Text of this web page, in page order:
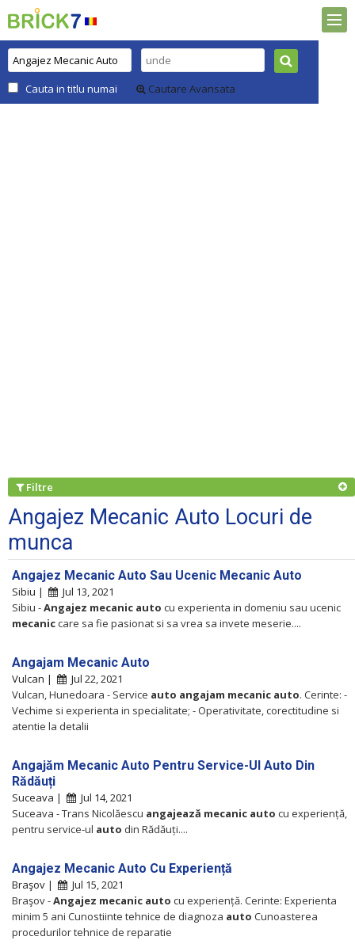
Cauta in titlu numai Cautare Avansata
Filtre
Angajez Mecanic Auto Locuri de
munca
Angajez Mecanic Auto Sau Ucenic Mecanic Auto
Sibiu |
Jul 13, 2021
Sibiu -Angajez mecanic auto cu experienta in domeniu sau ucenic
mecaniccare sa fie pasionat si sa vrea sa invete meserie....
Angajam Mecanic Auto
Vulcan |
Jul 22, 2021
Vulcan, Hunedoara - Service auto angajam mecanic auto. Cerinte: -
Vechime si experienta in specialitate; - Operativitate, corectitudine si
atentie la detalii
Angajăm Mecanic Auto Pentru Service-Ul Auto Din
Rădăuți
Suceava |
Jul 14, 2021
Suceava - Trans Nicolăescu angajează mecanic auto cu experiență,
pentru service-ul auto din Rădăuți....
Angajez Mecanic Auto Cu Experiență
Braşov |
Jul 15, 2021
Braşov -Angajez mecanic auto cu experiență. Cerinte: Experienta
minim 5 ani Cunostiinte tehnice de diagnoza auto Cunoasterea
procedurilor tehnice de reparatie